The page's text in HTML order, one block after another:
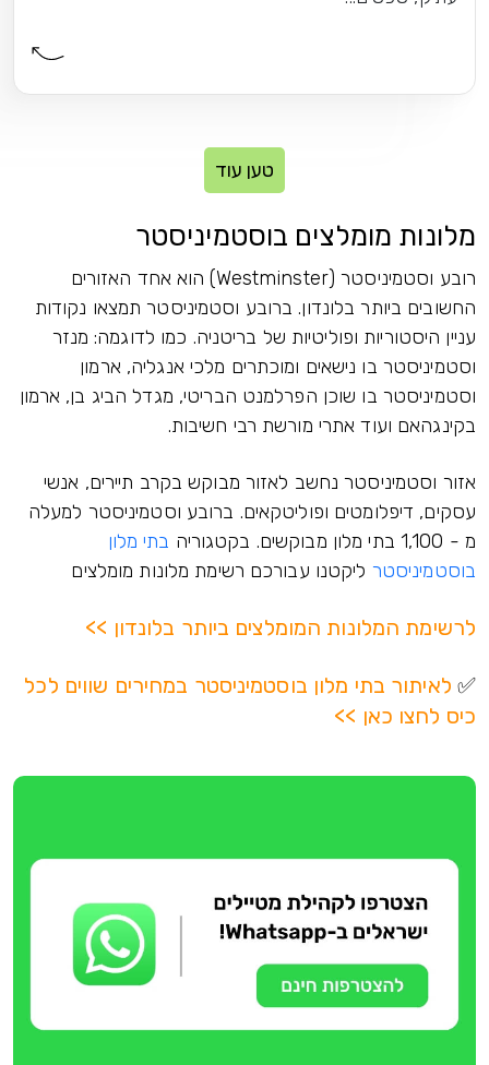
טען עוד
מלונות מומלצים בוסטמיניסטר
רובע וסטמיניסטר (Westminster) הוא אחד האזורים
החשובים ביותר בלונדון. ברובע וסטמיניסטר תמצאו נקודות
עניין היסטוריות ופוליטיות של בריטניה. כמו לדוגמה: מנזר
וסטמיניסטר בו נישאים ומוכתרים מלכי אנגליה, ארמון
וסטמיניסטר בו שוכן הפרלמנט הבריטי, מגדל הביג בן, ארמון
בקינגהאם ועוד אתרי מורשת רבי חשיבות.
אזור וסטמיניסטר נחשב לאזור מבוקש בקרב תיירים, אנשי
עסקים, דיפלומטים ופוליטקאים. ברובע וסטמיניסטר למעלה
מ - 1,100 בתי מלון מבוקשים. בקטגוריה
בתי מלון
בוסטמיניסטר ליקטנו עבורכם רשימת מלונות מומלצים
לרשימת המלונות המומלצים ביותר בלונדון >>
✅ לאיתור בתי מלון בוסטמיניסטר במחירים שווים לכל
כיס לחצו כאן >>